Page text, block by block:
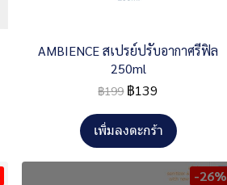
AMBIENCE สเปรย์ปรับอากาศรีฟิล
250ml
฿199 ฿139
เพิ่มลงตะกร้า
-26%